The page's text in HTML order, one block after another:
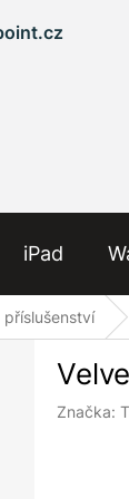
iPad
příslušenství
Značka: